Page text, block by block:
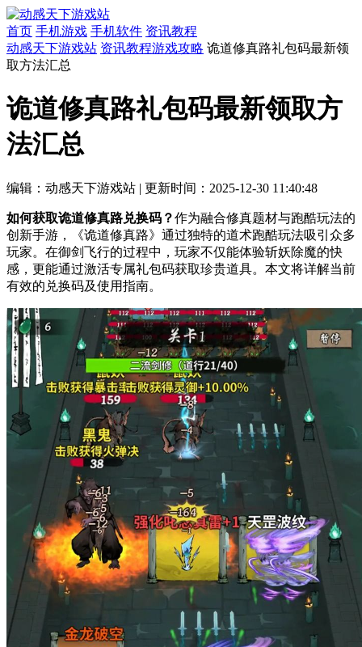
首页 手机游戏 手机软件 资讯教程
动感天下游戏站 资讯教程游戏攻略 诡道修真路礼包码最新领
取方法汇总
诡道修真路礼包码最新领取方
法汇总
编辑：动感天下游戏站 | 更新时间：2025-12-30 11:40:48
如何获取诡道修真路兑换码？作为融合修真题材与跑酷玩法的
创新手游，《诡道修真路》通过独特的道术跑酷玩法吸引众多
玩家。在御剑飞行的过程中，玩家不仅能体验斩妖除魔的快
感，更能通过激活专属礼包码获取珍贵道具。本文将详解当前
有效的兑换码及使用指南。